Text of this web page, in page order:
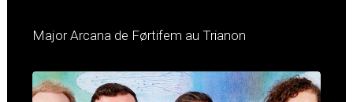
Major Arcana de Førtifem au Trianon